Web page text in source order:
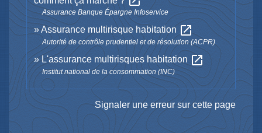
Assurance Banque Épargne Infoservice
Assurance multirisque habitation open_in_new
Autorité de contrôle prudentiel et de résolution (ACPR)
L'assurance multirisques habitation open_in_new
Institut national de la consommation (INC)
Signaler une erreur sur cette page